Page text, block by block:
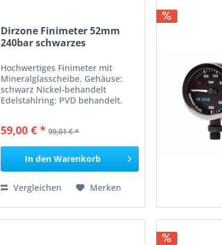
Dirzone Finimeter 52mm
240bar schwarzes
Hochwertiges Finimeter mit
Mineralglasscheibe. Gehäuse:
schwarz Nickel-behandelt
Edelstahlring: PVD behandelt.
schwarzer Hintergrund. Lieferung
incl. Swivel mit Viton O-Ringen...
59,00 € * 99,01 € *
In den Warenkorb
Vergleichen Merken